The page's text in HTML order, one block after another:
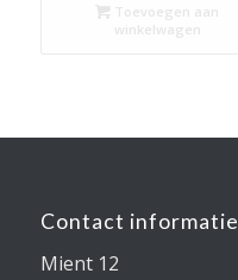
Toevoegen aan
winkelwagen
Contact informatie
Mient 12